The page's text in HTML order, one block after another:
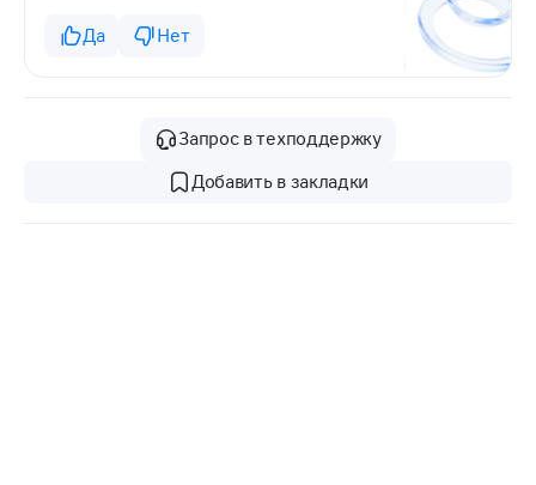
Да Нет
Запрос в техподдержку
Добавить в закладки